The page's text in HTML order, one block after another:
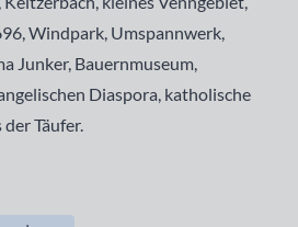
Windpark, Umspannwerk,
Junker, Bauernmuseum,
Diaspora, katholische
Täufer.